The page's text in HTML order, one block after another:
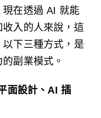
現在透過 AI 就能
入的人來說，這
下三種方式，是
副業模式。
面設計、AI 插